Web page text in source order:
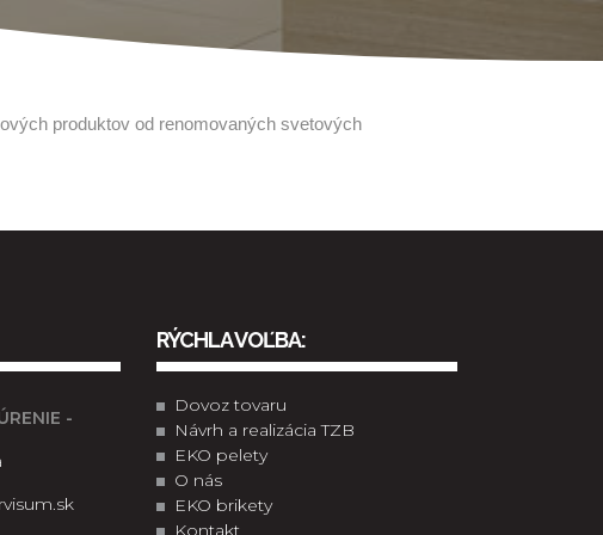
produktov od renomovaných svetových
-
RÝCHLA VOĽBA:
Dovoz tovaru
Návrh a realizácia TZB
EKO pelety
O nás
EKO brikety
Kontakt